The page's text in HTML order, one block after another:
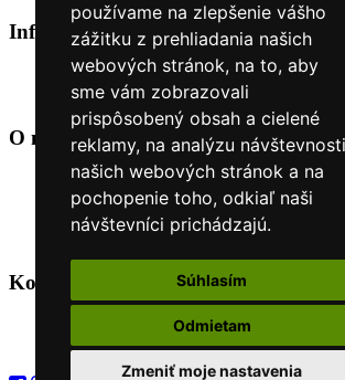
používame na zlepšenie vášho
zážitku z prehliadania našich
webových stránok, na to, aby
sme vám zobrazovali
prispôsobený obsah a cielené
reklamy, na analýzu návštevnosti
našich webových stránok a na
pochopenie toho, odkiaľ naši
návštevníci prichádzajú.
Súhlasím
Odmietam
Zmeniť moje nastavenia
Informácie+
O nás
Kontakt
O nás +
Úvod
Obchodné podmienky
Nákup na splátky cez Quatro
Odstúpiť od zmluvy TU
Kontakt
+421 915 44 15 99
eshop@horyasport.sk